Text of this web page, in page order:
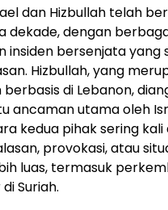
dan Hizbullah telah
dekade, dengan
insiden bersenjata yang
Hizbullah, yang
di Lebanon,
ancaman utama oleh
kedua pihak sering kali
provokasi, atau
luas, termasuk
Suriah.